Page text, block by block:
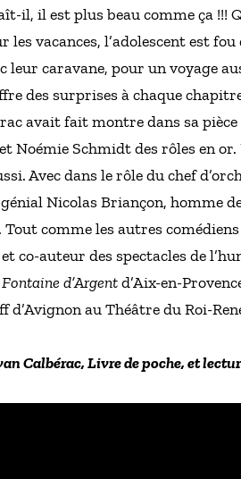
il, il est plus beau comme ça !!!
les vacances, l’adolescent est
leur caravane, pour un voyage
des surprises à chaque
avait fait montre dans sa pièce
Noémie Schmidt des rôles en
Avec dans le rôle du chef
Nicolas Briançon, homme
comme les autres
co-auteur des spectacles de
d’Argentd’Aix-en-
au Théâtre du Roi-
Calbérac, Livre de poche, et